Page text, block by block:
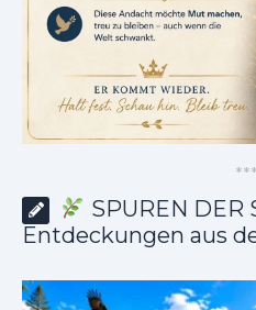
***
SPUREN DER
Entdeckungen aus